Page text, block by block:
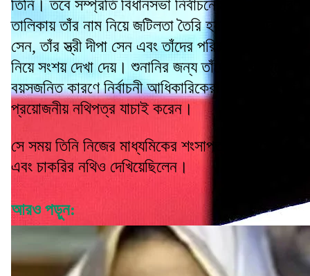
তিনি। তবে সম্প্রতি বিধানসভা নির্বাচনের আগে ভোটার
তালিকায় তাঁর নাম নিয়ে জটিলতা তৈরি হয়। সুপ্রবুদ্ধ
সেন, তাঁর স্ত্রী দীপা সেন এবং তাঁদের পরিচর্যাকারীর নাম
নিয়ে সংশয় দেখা দেয়। শুনানির জন্য তাঁদের ডাকা হলে
বয়সজনিত কারণে নির্বাচনী আধিকারিকেরা বাড়িতে গিয়েই
প্রয়োজনীয় নথিপত্র যাচাই করেন।
সে সময় তিনি নিজের মাধ্যমিকের শংসাপত্র, পাসপোর্ট
এবং চাকরির নথিও দেখিয়েছিলেন।
আরও পড়ুন: